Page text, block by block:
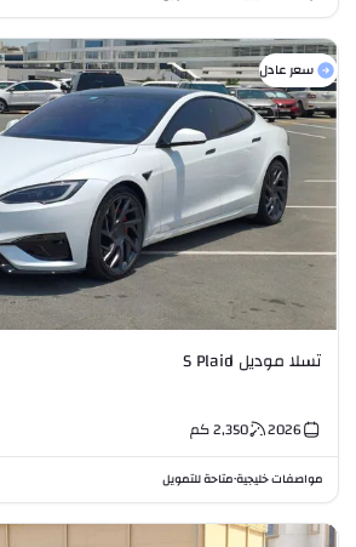
سعر عادل
تسلا موديل S Plaid
2026
2,350كم
مواصفات خليجية•متاحة للتمويل